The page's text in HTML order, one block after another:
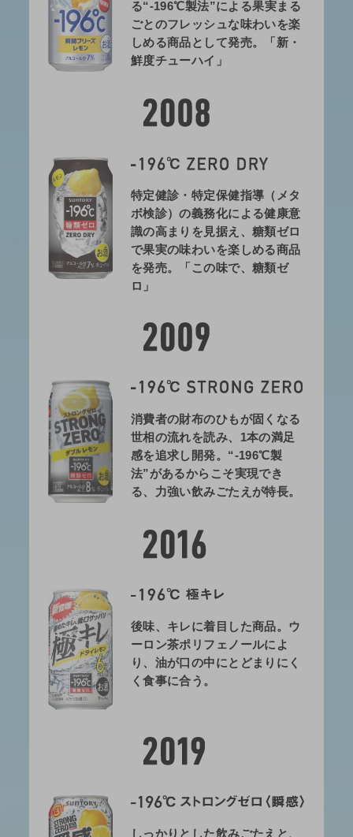
る“-196℃製法”による果実まる
ごとのフレッシュな味わいを楽
しめる商品として発売。「新・
鮮度チューハイ」
特定健診・特定保健指導（メタ
ボ検診）の義務化による健康意
識の高まりを見据え、糖類ゼロ
で果実の味わいを楽しめる商品
を発売。「この味で、糖類ゼ
ロ」
消費者の財布のひもが固くなる
世相の流れを読み、1本の満足
感を追求し開発。“-196℃製
法”があるからこそ実現でき
る、力強い飲みごたえが特長。
後味、キレに着目した商品。ウ
ーロン茶ポリフェノールによ
り、油が口の中にとどまりにく
く食事に合う。
しっかりとした飲みごたえと、